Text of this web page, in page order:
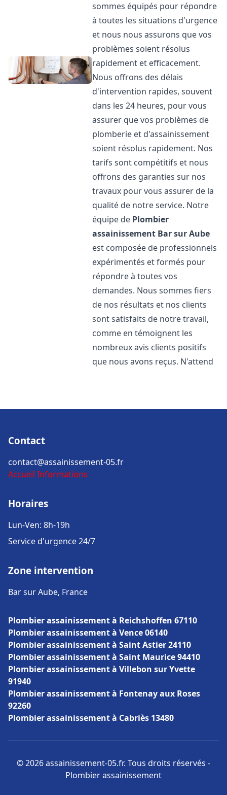
sommes équipés pour répondre
à toutes les situations d'urgence
et nous nous assurons que vos
problèmes soient résolus
rapidement et efficacement.
Nous offrons des délais
d'intervention rapides, souvent
dans les 24 heures, pour vous
assurer que vos problèmes de
plomberie et d'assainissement
soient résolus rapidement. Nos
tarifs sont compétitifs et nous
offrons des garanties sur nos
travaux pour vous assurer de la
qualité de notre service. Notre
équipe de Plombier
assainissement Bar sur Aube
est composée de professionnels
expérimentés et formés pour
répondre à toutes vos
demandes. Nous sommes fiers
de nos résultats et nos clients
sont satisfaits de notre travail,
comme en témoignent les
nombreux avis clients positifs
que nous avons reçus. N'attend
Contact
contact@assainissement-05.fr
Accueil Informations
Horaires
Lun-Ven: 8h-19h
Service d'urgence 24/7
Zone intervention
Bar sur Aube, France
Plombier assainissement à Reichshoffen 67110
Plombier assainissement à Vence 06140
Plombier assainissement à Saint Astier 24110
Plombier assainissement à Saint Maurice 94410
Plombier assainissement à Villebon sur Yvette
91940
Plombier assainissement à Fontenay aux Roses
92260
Plombier assainissement à Cabriès 13480
© 2026 assainissement-05.fr. Tous droits réservés -
Plombier assainissement